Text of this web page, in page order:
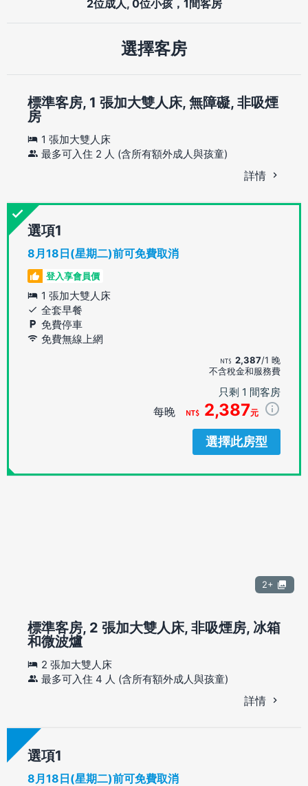
2位成人, 0位小孩，1間客房
選擇客房
標準客房, 1 張加大雙人床, 無障礙, 非吸煙
房
1 張加大雙人床
最多可入住 2 人 (含所有額外成人與孩童)
詳情
選項
8月18日(星期二)前可免費取消
登入享會員價
1 張加大雙人床
全套早餐
免費停車
免費無線上網
2,387/1 晚
不含稅金和服務費
只剩 1 間客房
每晚 2,387元
選擇此房型
2+
標準客房, 2 張加大雙人床, 非吸煙房, 冰箱
和微波爐
2 張加大雙人床
最多可入住 4 人 (含所有額外成人與孩童)
詳情
選項
8月18日(星期二)前可免費取消